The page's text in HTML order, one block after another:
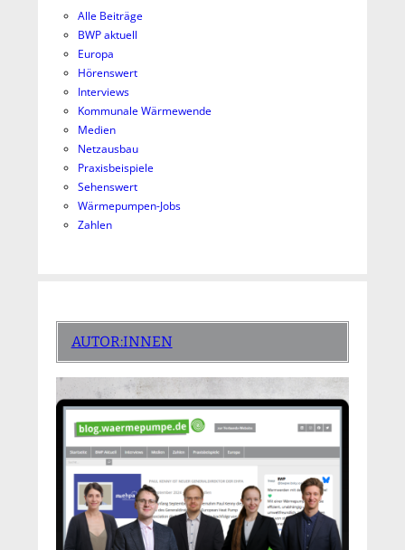
Alle Beiträge
BWP aktuell
Europa
Hörenswert
Interviews
Kommunale Wärmewende
Medien
Netzausbau
Praxisbeispiele
Sehenswert
Wärmepumpen-Jobs
Zahlen
AUTOR:INNEN